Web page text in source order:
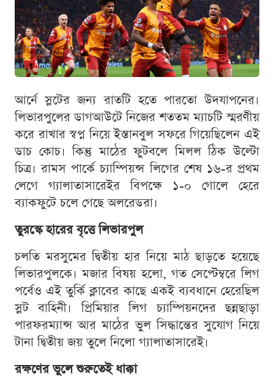
আর্নে স্লটের জন্য রাতটি হতে পারতো উদযাপনের।
লিভারপুলের ডাগআউটে নিজের শততম ম্যাচটি স্মরণীয়
করে রাখার স্বপ্ন নিয়ে ইস্তানবুল সফরে গিয়েছিলেন এই
ডাচ কোচ। কিন্তু মাঠের ফুটবলে মিলল ঠিক উল্টো
চিত্র। রামস পার্কে চ্যাম্পিয়ন্স লিগের শেষ ১৬-র প্রথম
লেগে গ্যালাতাসারেইর বিপক্ষে ১-০ গোলে হেরে
ব্যাকফুটে চলে গেছে অলরেডরা।
তুরস্কে হারের বৃত্তে লিভারপুল
চলতি মরসুমের দ্বিতীয় হার নিয়ে মাঠ ছাড়তে হয়েছে
লিভারপুলকে। মজার বিষয় হলো, গত সেপ্টেম্বরে লিগ
পর্বেও এই তুর্কি ক্লাবের কাছে একই ব্যবধানে হেরেছিল
স্লট বাহিনী। প্রিমিয়ার লিগ চ্যাম্পিয়নদের ছন্নছাড়া
পারফরম্যান্স আর মাঠের ভুল সিদ্ধান্তের সুযোগ নিয়ে
টানা দ্বিতীয় জয় তুলে নিলো গ্যালাতাসারেই।
রক্ষণের ভুলে শুরুতেই ধাক্কা